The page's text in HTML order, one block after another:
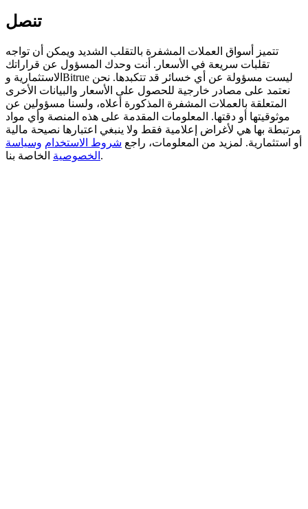
Share 500000 CASHCAT prize pool
Exclusive for BitMart Users
Register & Trade to Win 500,000 USDT
Precious Metals Trading Carnival
تنصل
تتميز أسواق العملات المشفرة بالتقلب الشديد ويمكن أن تواجه
تقلبات سريعة في الأسعار. أنت وحدك المسؤول عن قراراتك
الاستثمارية وBitrue ليست مسؤولة عن أي خسائر قد تتكبدها. نحن
نعتمد على مصادر خارجية للحصول على الأسعار والبيانات الأخرى
المتعلقة بالعملات المشفرة المذكورة أعلاه، ولسنا مسؤولين عن
موثوقيتها أو دقتها. المعلومات المقدمة على هذه المنصة وأي مواد
مرتبطة بها هي لأغراض إعلامية فقط ولا ينبغي اعتبارها نصيحة مالية
أو استثمارية. لمزيد من المعلومات، راجع شروط الاستخدام وسياسة
الخصوصية الخاصة بنا.